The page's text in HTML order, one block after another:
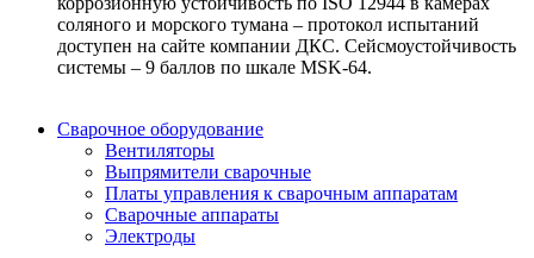
соляного и морского тумана – протокол испытаний
доступен на сайте компании ДКС. Сейсмоустойчивость
системы – 9 баллов по шкале MSK-64.
Сварочное оборудование
Вентиляторы
Выпрямители сварочные
Платы управления к сварочным аппаратам
Сварочные аппараты
Электроды